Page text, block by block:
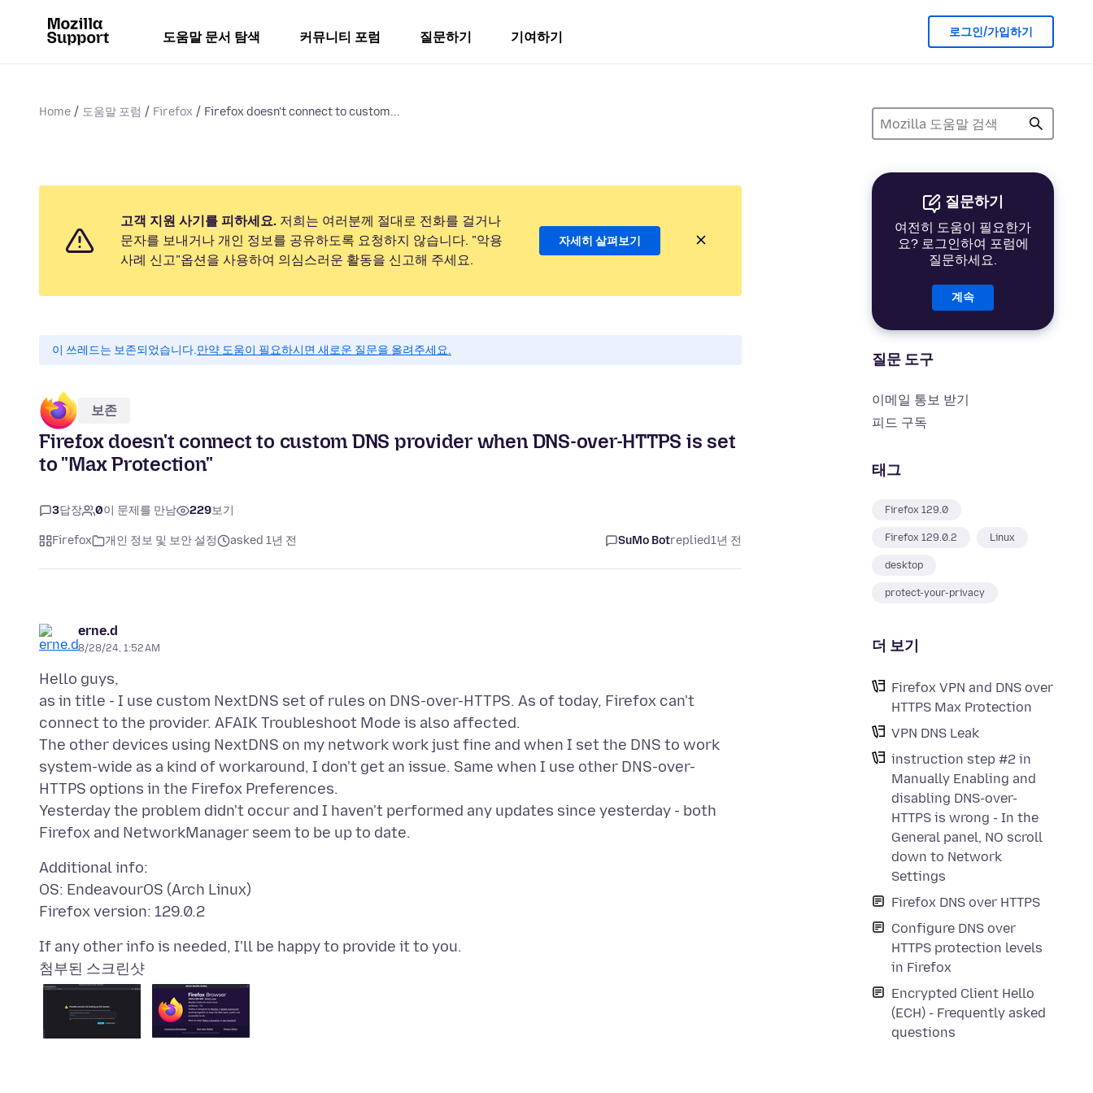
도움말 문서 탐색 커뮤니티 포럼 질문하기 기여하기 로그인/가입하기
Home 도움말 포럼 Firefox Firefox doesn't connect to custom...
질문하기
여전히 도움이 필요한가
요? 로그인하여 포럼에
질문하세요.
계속
질문 도구
이메일 통보 받기
피드 구독
태그
Firefox 129.0
Firefox 129.0.2 Linux
desktop
protect-your-privacy
더 보기
Firefox VPN and DNS over
HTTPS Max Protection
VPN DNS Leak
instruction step #2 in
Manually Enabling and
disabling DNS-over-
HTTPS is wrong - In the
General panel, NO scroll
down to Network
Settings
Firefox DNS over HTTPS
Configure DNS over
HTTPS protection levels
in Firefox
Encrypted Client Hello
(ECH) - Frequently asked
questions
고객 지원 사기를 피하세요. 저희는 여러분께 절대로 전화를 걸거나
문자를 보내거나 개인 정보를 공유하도록 요청하지 않습니다. "악용
사례 신고"옵션을 사용하여 의심스러운 활동을 신고해 주세요.
자세히 살펴보기
이 쓰레드는 보존되었습니다.만약 도움이 필요하시면 새로운 질문을 올려주세요.
보존
Firefox doesn't connect to custom DNS provider when DNS-over-HTTPS is set
to "Max Protection"
3답장 0이 문제를 만남 229보기
Firefox 개인 정보 및 보안 설정 asked 1년 전 SuMo Botreplied1년 전
erne.d
8/28/24, 1:52 AM
Hello guys,
as in title - I use custom NextDNS set of rules on DNS-over-HTTPS. As of today, Firefox can't
connect to the provider. AFAIK Troubleshoot Mode is also affected.
The other devices using NextDNS on my network work just fine and when I set the DNS to work
system-wide as a kind of workaround, I don't get an issue. Same when I use other DNS-over-
HTTPS options in the Firefox Preferences.
Yesterday the problem didn't occur and I haven't performed any updates since yesterday - both
Additional info:
OS: EndeavourOS (Arch Linux)
첨부된 스크린샷